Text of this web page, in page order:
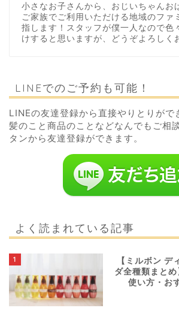
小さなお子さんから、おじいちゃんお
ご家族でご利用いただける地域のファ
指します！スタッフが僕一人なので色
けすると思いますが、どうぞよろしく
LINEでのご予約も可能！
LINEの友達登録から直接やりとりがで
髪のこと商品のことなどなんでもご相
タンから友達登録ができます。
よく読まれている記事
1
【ミルボン デ
ダ全種類まと
使い方・お